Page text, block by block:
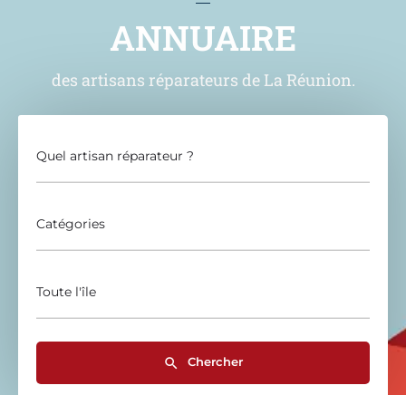
ANNUAIRE
des artisans réparateurs de La Réunion.
Quel artisan réparateur ?
Catégories
Toute l'île
Chercher